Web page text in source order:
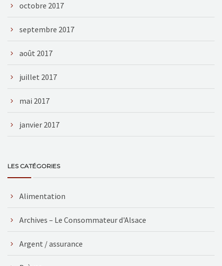
octobre 2017
septembre 2017
août 2017
juillet 2017
mai 2017
janvier 2017
LES CATÉGORIES
Alimentation
Archives – Le Consommateur d'Alsace
Argent / assurance